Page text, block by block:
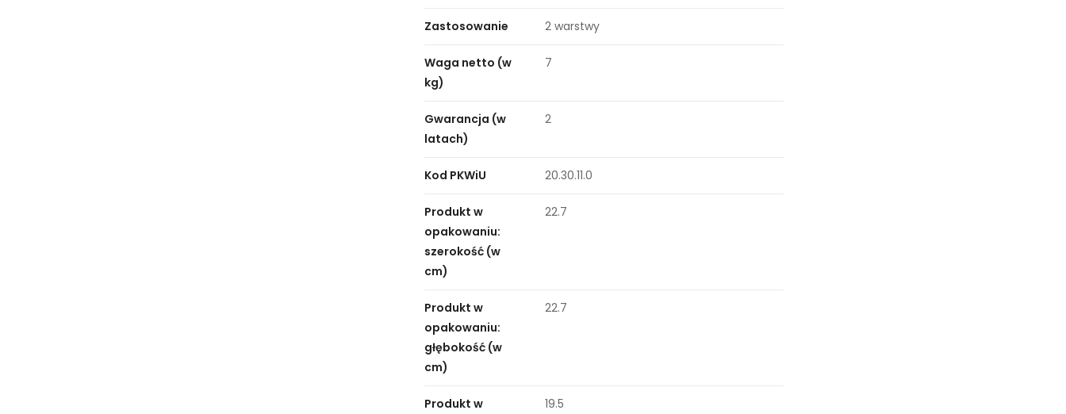
Zastosowanie 2 warstwy
Waga netto (w
kg)
7
Gwarancja (w
latach)
2
Kod PKWiU 20.30.11.0
Produkt w
opakowaniu:
szerokość (w
cm)
22.7
Produkt w
opakowaniu:
głębokość (w
cm)
22.7
Produkt w
19.5